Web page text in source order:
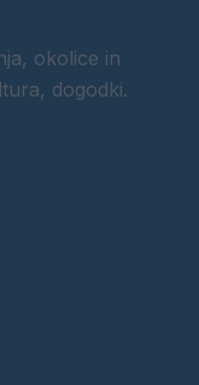
okolice in
dogodki.